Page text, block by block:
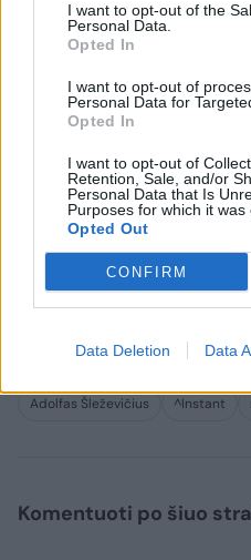
I want to opt-out of the
Personal Data.
Opted In
I want to opt-out of
Personal Data for
Opted In
I want to opt-out of
Retention, Sale, and/or
Personal Data that Is
Purposes for which it was
Opted Out
CONFIRM
Data Deletion Data
vyks 6-oje šarvojimo
Gruodžio 9 d.
vyks nuo 10 val. iki 12
Gruodžio 9 d.
išnešamas karstas iš
vykstama į Antakalnio
Adolfas Šleževičius ^Instant
Komentuoti po šiuo